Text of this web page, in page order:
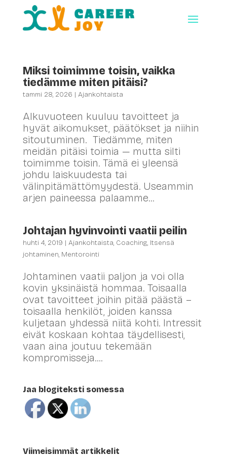
Miksi toimimme toisin, vaikka
tiedämme miten pitäisi?
tammi 28, 2026 | Ajankohtaista
Alkuvuoteen kuuluu tavoitteet ja
hyvät aikomukset, päätökset ja niihin
sitoutuminen. Tiedämme, miten
meidän pitäisi toimia — mutta silti
toimimme toisin. Tämä ei yleensä
johdu laiskuudesta tai
välinpitämättömyydestä. Useammin
arjen paineessa palaamme...
Johtajan hyvinvointi vaatii peilin
huhti 4, 2019 | Ajankohtaista, Coaching, Itsensä
johtaminen, Mentorointi
Johtaminen vaatii paljon ja voi olla
kovin yksinäistä hommaa. Toisaalla
ovat tavoitteet joihin pitää päästä –
toisaalla henkilöt, joiden kanssa
kuljetaan yhdessä niitä kohti. Intressit
eivät koskaan kohtaa täydellisesti,
vaan aina joutuu tekemään
kompromisseja....
Jaa blogiteksti somessa
Viimeisimmät artikkelit